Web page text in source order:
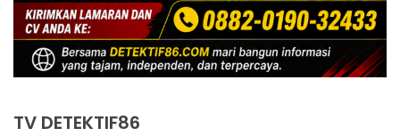
TV DETEKTIF86